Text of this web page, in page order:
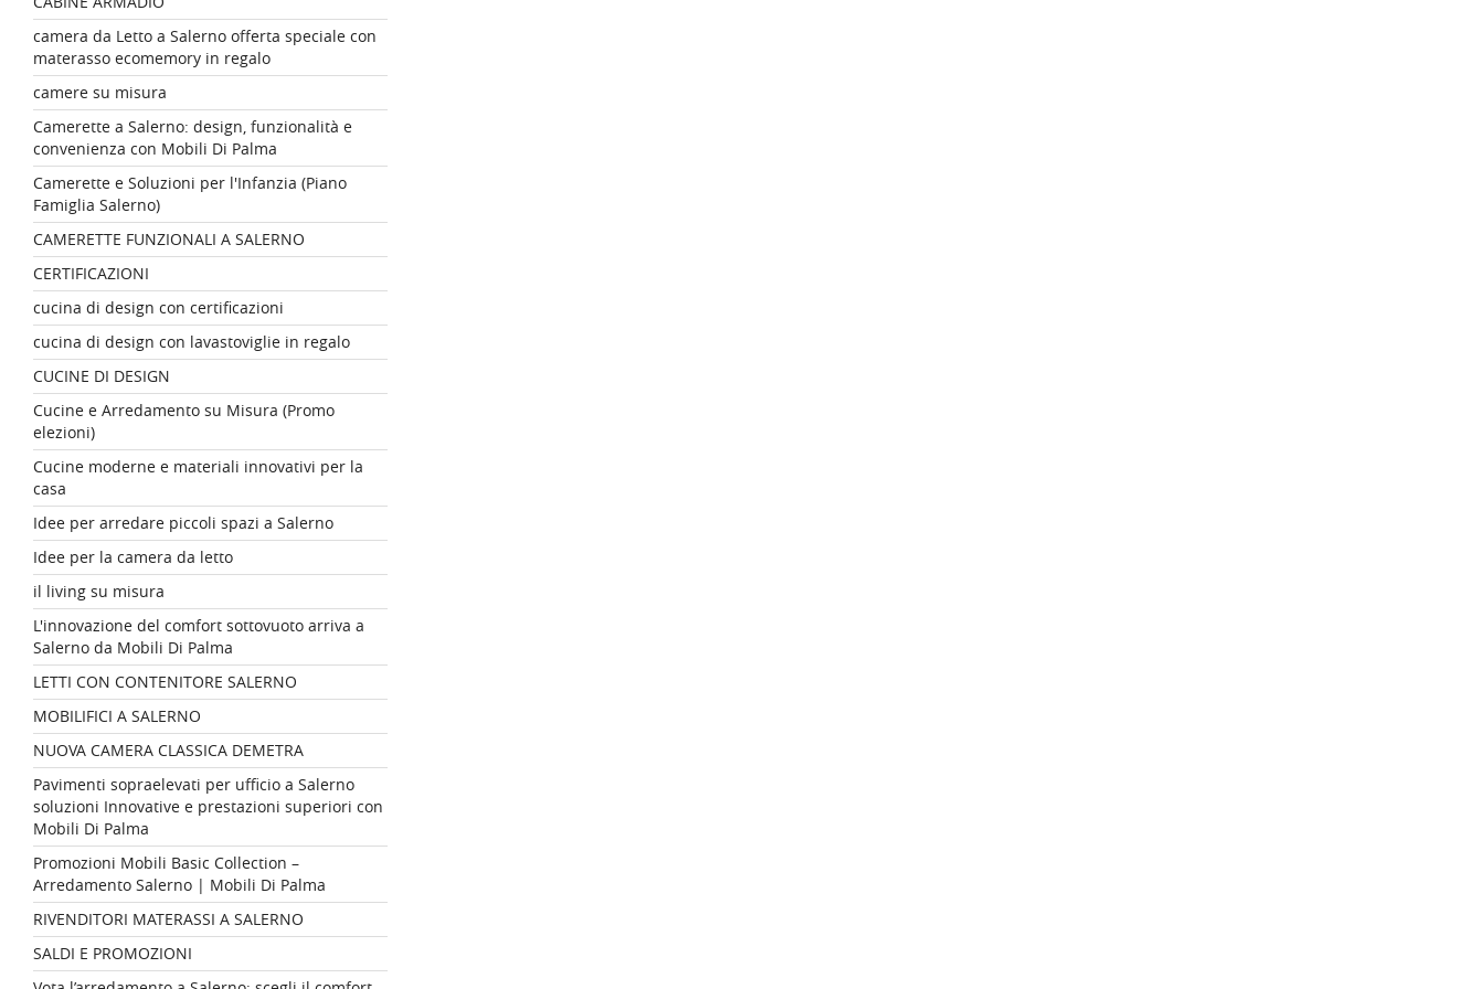
camera da Letto a Salerno offerta speciale con
materasso ecomemory in regalo
camere su misura
Camerette a Salerno: design, funzionalità e
convenienza con Mobili Di Palma
Camerette e Soluzioni per l'Infanzia (Piano
Famiglia Salerno)
CAMERETTE FUNZIONALI A SALERNO
CERTIFICAZIONI
cucina di design con certificazioni
cucina di design con lavastoviglie in regalo
CUCINE DI DESIGN
Cucine e Arredamento su Misura (Promo
elezioni)
Cucine moderne e materiali innovativi per la
casa
Idee per arredare piccoli spazi a Salerno
Idee per la camera da letto
il living su misura
L'innovazione del comfort sottovuoto arriva a
Salerno da Mobili Di Palma
LETTI CON CONTENITORE SALERNO
MOBILIFICI A SALERNO
NUOVA CAMERA CLASSICA DEMETRA
Pavimenti sopraelevati per ufficio a Salerno
soluzioni Innovative e prestazioni superiori con
Mobili Di Palma
Promozioni Mobili Basic Collection –
Arredamento Salerno | Mobili Di Palma
RIVENDITORI MATERASSI A SALERNO
SALDI E PROMOZIONI